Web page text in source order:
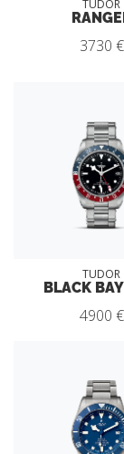
TUDOR
3730 €
TUDOR
BLACK
4900 €